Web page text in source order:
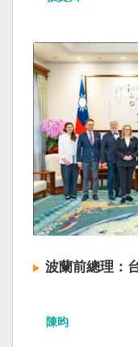
波蘭前總理：
陳昀